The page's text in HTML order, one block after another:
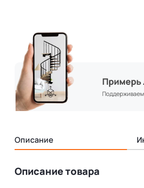
Примерь
Описание
Описание товара